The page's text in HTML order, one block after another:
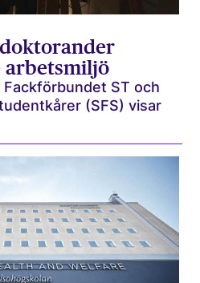
arbetsmiljö
ST och
(SFS) visar